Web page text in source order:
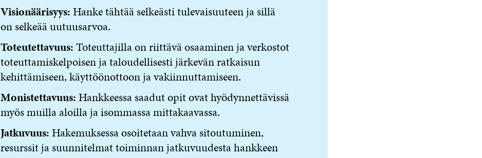
Visionäärisyys:Hanke tähtää selkeästi tulevaisuuteen ja sillä
on selkeää uutuusarvoa.
Toteutettavuus:Toteuttajilla on riittävä osaaminen ja verkostot
toteuttamiskelpoisen ja taloudellisesti järkevän ratkaisun
kehittämiseen, käyttöönottoon ja vakiinnuttamiseen.
Monistettavuus:Hankkeessa saadut opit ovat hyödynnettävissä
myös muilla aloilla ja isommassa mittakaavassa.
Jatkuvuus:Hakemuksessa osoitetaan vahva sitoutuminen,
resurssit ja suunnitelmat toiminnan jatkuvuudesta hankkeen